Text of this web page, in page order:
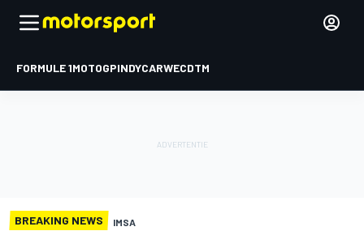
FORMULE 1MOTOGPINDYCARWECDTM
BREAKING NEWS IMSA